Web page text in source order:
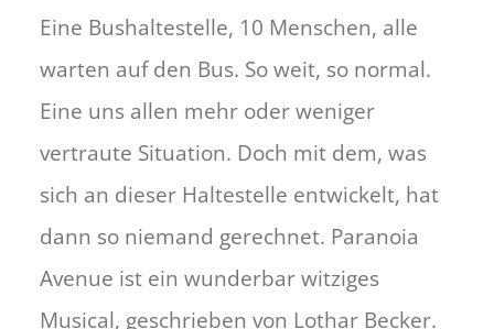
Eine Bushaltestelle, 10 Menschen, alle
warten auf den Bus. So weit, so normal.
Eine uns allen mehr oder weniger
vertraute Situation. Doch mit dem, was
sich an dieser Haltestelle entwickelt, hat
dann so niemand gerechnet. Paranoia
Avenue ist ein wunderbar witziges
Musical, geschrieben von Lothar Becker.